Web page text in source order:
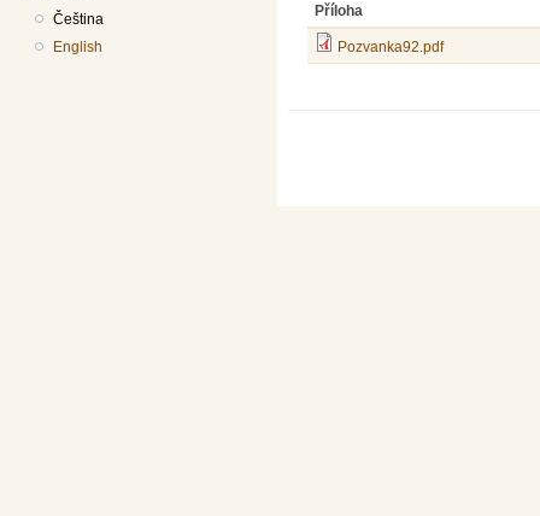
Čeština
English
Příloha
Pozvanka92.pdf